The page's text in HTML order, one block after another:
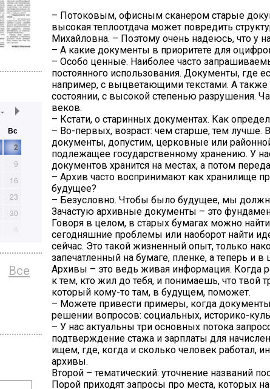
Вс
2
9
16
23
30
6
Все
– Потоковым, офисным сканером старые
высокая теплоотдача может повредить
Михайловна. – Поэтому очень надеюсь, что у
– А какие документы в приоритете для
– Особо ценные. Наиболее часто
постоянного использования. Документы, где
например, с выцветающими текстами. А
состоянии, с высокой степенью разрушения.
веков.
– Кстати, о старинных документах. Как
– Во-первых, возраст: чем старше, тем лучше.
документы, допустим, церковные или
подлежащее государственному хранению. У
документов хранится на местах, а потом
– Архив часто воспринимают как хранилище
будущее?
– Безусловно. Чтобы было будущее, мы
Зачастую архивные документы – это
Говоря в целом, в старых бумагах можно найти
сегодняшние проблемы или наоборот найти
сейчас. Это такой жизненный опыт, только
запечатленный на бумаге, пленке, а теперь и
Архивы – это ведь живая информация. Когда
к тем, кто жил до тебя, и понимаешь, что твой
который кому-то там, в будущем, поможет.
– Можете привести примеры, когда
решении вопросов: социальных, историко-
– У нас актуальны три основных потока
подтверждение стажа и зарплаты для
ищем, где, когда и сколько человек работал,
архивы.
Второй – тематический: уточнение названий
Порой приходят запросы про места, которых